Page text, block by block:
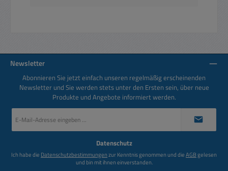
Newsletter
Abonnieren Sie jetzt einfach unseren regelmäßig erscheinenden
Newsletter und Sie werden stets unter den Ersten sein, über neue
Produkte und Angebote informiert werden.
Mail-
Datenschutz
Ich habe die Datenschutzbestimmungenzur Kenntnis genommen und dieAGBgelesen
und bin mit ihnen einverstanden.